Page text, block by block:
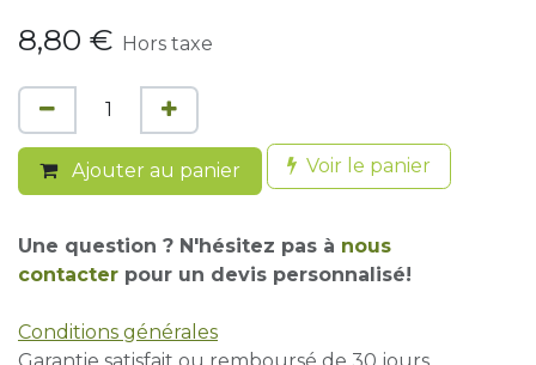
8,80 € Hors taxe
Ajouter au panier Voir le panier
Une question ? N'hésitez pas à nous
contacter pour un devis personnalisé!
Conditions générales
Garantie satisfait ou remboursé de 30 jours